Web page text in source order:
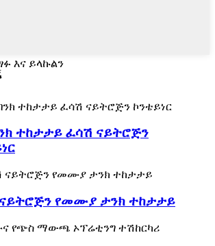
እና ይላኩልን
ተከታታይ ፈሳሽ ናይትሮጅን
የመሙያ ታንክ ተከታታይ